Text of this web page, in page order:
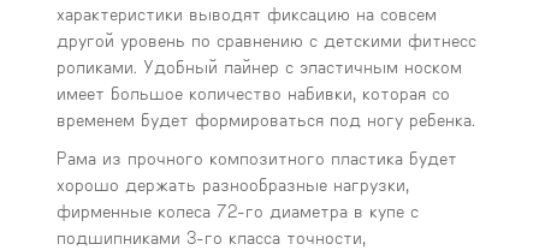
характеристики выводят фиксацию на совсем
другой уровень по сравнению с детскими фитнесс
роликами. Удобный лайнер с эластичным носком
имеет большое количество набивки, которая со
временем будет формироваться под ногу ребенка.
Рама из прочного композитного пластика будет
хорошо держать разнообразные нагрузки,
фирменные колеса 72-го диаметра в купе с
подшипниками 3-го класса точности,